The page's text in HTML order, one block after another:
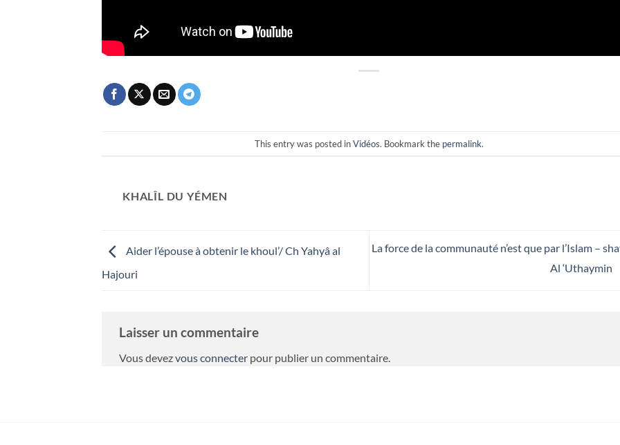
This entry was posted inVidéos. Bookmark the permalink.
KHALÎL DU YÉMEN
Aider l’épouse à obtenir le khoul’/ Ch Yahyâ al
Hajouri
La force de la communauté n’est que par l’Islam –
Al ‘Uthaymin
Laisser un commentaire
Vous devezvous connecter pour publier un commentaire.